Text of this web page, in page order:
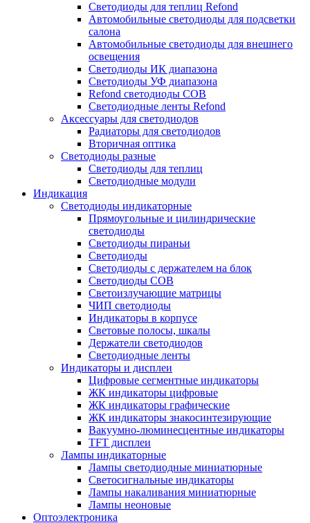
Светодиоды для теплиц Refond
Автомобильные светодиоды для подсветки
салона
Автомобильные светодиоды для внешнего
освещения
Светодиоды ИК диапазона
Светодиоды УФ диапазона
Refond светодиоды COB
Светодиодные ленты Refond
Аксессуары для светодиодов
Радиаторы для светодиодов
Вторичная оптика
Светодиоды разные
Светодиоды для теплиц
Светодиодные модули
Индикация
Светодиоды индикаторные
Прямоугольные и цилиндрические
светодиоды
Светодиоды пираньи
Светодиоды
Светодиоды с держателем на блок
Светодиоды COB
Светоизлучающие матрицы
ЧИП светодиоды
Индикаторы в корпусе
Световые полосы, шкалы
Держатели светодиодов
Светодиодные ленты
Индикаторы и дисплеи
Цифровые сегментные индикаторы
ЖК индикаторы цифровые
ЖК индикаторы графические
ЖК индикаторы знакосинтезирующие
Вакуумно-люминесцентные индикаторы
TFT дисплеи
Лампы индикаторные
Лампы светодиодные миниатюрные
Светосигнальные индикаторы
Лампы накаливания миниатюрные
Лампы неоновые
Оптоэлектроника